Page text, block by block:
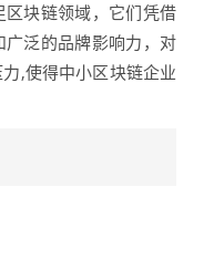
块链领域，它们凭借
泛的品牌影响力，对
,使得中小区块链企业